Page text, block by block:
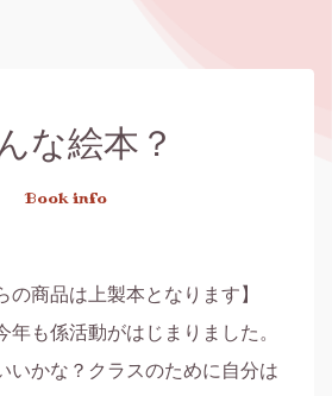
な絵本？
Book info
の商品は上製本となります】
年も係活動がはじまりました。
いかな？クラスのために自分は